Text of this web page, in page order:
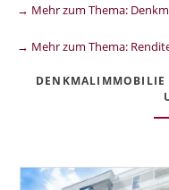
→ Mehr zum Thema:
→ Mehr zum Thema: